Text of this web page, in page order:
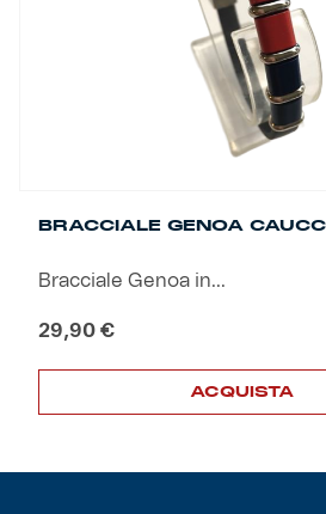
BRACCIALE GENOA
Bracciale Genoa in...
29,90 €
ACQUISTA